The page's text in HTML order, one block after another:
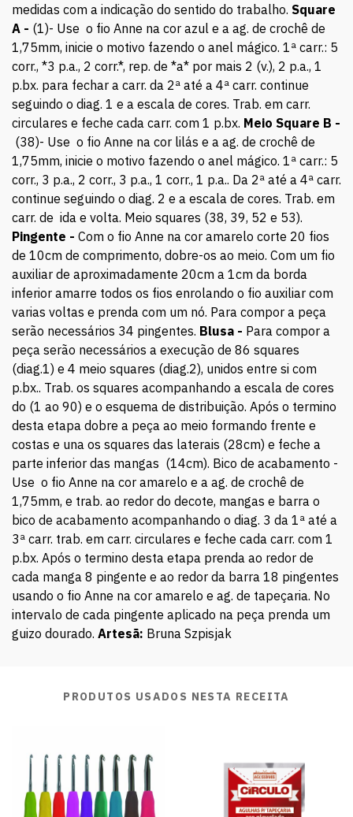
medidas com a indicação do sentido do trabalho. Square
A - (1)- Use o fio Anne na cor azul e a ag. de crochê de
1,75mm, inicie o motivo fazendo o anel mágico. 1ª carr.: 5
corr., *3 p.a., 2 corr.*, rep. de *a* por mais 2 (v.), 2 p.a., 1
p.bx. para fechar a carr. da 2ª até a 4ª carr. continue
seguindo o diag. 1 e a escala de cores. Trab. em carr.
circulares e feche cada carr. com 1 p.bx. Meio Square B -
(38)- Use o fio Anne na cor lilás e a ag. de crochê de
1,75mm, inicie o motivo fazendo o anel mágico. 1ª carr.: 5
corr., 3 p.a., 2 corr., 3 p.a., 1 corr., 1 p.a.. Da 2ª até a 4ª carr.
continue seguindo o diag. 2 e a escala de cores. Trab. em
carr. de ida e volta. Meio squares (38, 39, 52 e 53).
Pingente - Com o fio Anne na cor amarelo corte 20 fios
de 10cm de comprimento, dobre-os ao meio. Com um fio
auxiliar de aproximadamente 20cm a 1cm da borda
inferior amarre todos os fios enrolando o fio auxiliar com
varias voltas e prenda com um nó. Para compor a peça
serão necessários 34 pingentes. Blusa - Para compor a
peça serão necessários a execução de 86 squares
(diag.1) e 4 meio squares (diag.2), unidos entre si com
p.bx.. Trab. os squares acompanhando a escala de cores
do (1 ao 90) e o esquema de distribuição. Após o termino
desta etapa dobre a peça ao meio formando frente e
costas e una os squares das laterais (28cm) e feche a
parte inferior das mangas (14cm). Bico de acabamento -
Use o fio Anne na cor amarelo e a ag. de crochê de
1,75mm, e trab. ao redor do decote, mangas e barra o
bico de acabamento acompanhando o diag. 3 da 1ª até a
3ª carr. trab. em carr. circulares e feche cada carr. com 1
p.bx. Após o termino desta etapa prenda ao redor de
cada manga 8 pingente e ao redor da barra 18 pingentes
usando o fio Anne na cor amarelo e ag. de tapeçaria. No
intervalo de cada pingente aplicado na peça prenda um
guizo dourado. Artesã: Bruna Szpisjak
PRODUTOS USADOS NESTA RECEITA